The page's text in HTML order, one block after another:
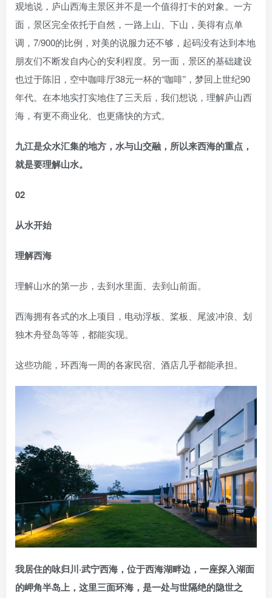
观地说，庐山西海主景区并不是一个值得打卡的对象。一方
面，景区完全依托于自然，一路上山、下山，美得有点单
调，7/900的比例，对美的说服力还不够，起码没有达到本地
朋友们不断发自内心的安利程度。另一面，景区的基础建设
也过于陈旧，空中咖啡厅38元一杯的“咖啡”，梦回上世纪90
年代。在本地实打实地住了三天后，我们想说，理解庐山西
海，有更不商业化、也更痛快的方式。
九江是众水汇集的地方，水与山交融，所以来西海的重点，
就是要理解山水。
02
从水开始
理解西海
理解山水的第一步，去到水里面、去到山前面。
西海拥有各式的水上项目，电动浮板、桨板、尾波冲浪、划
独木舟登岛等等，都能实现。
这些功能，环西海一周的各家民宿、酒店几乎都能承担。
我居住的咏归川·武宁西海，位于西海湖畔边，一座探入湖面
的岬角半岛上，这里三面环海，是一处与世隔绝的隐世之